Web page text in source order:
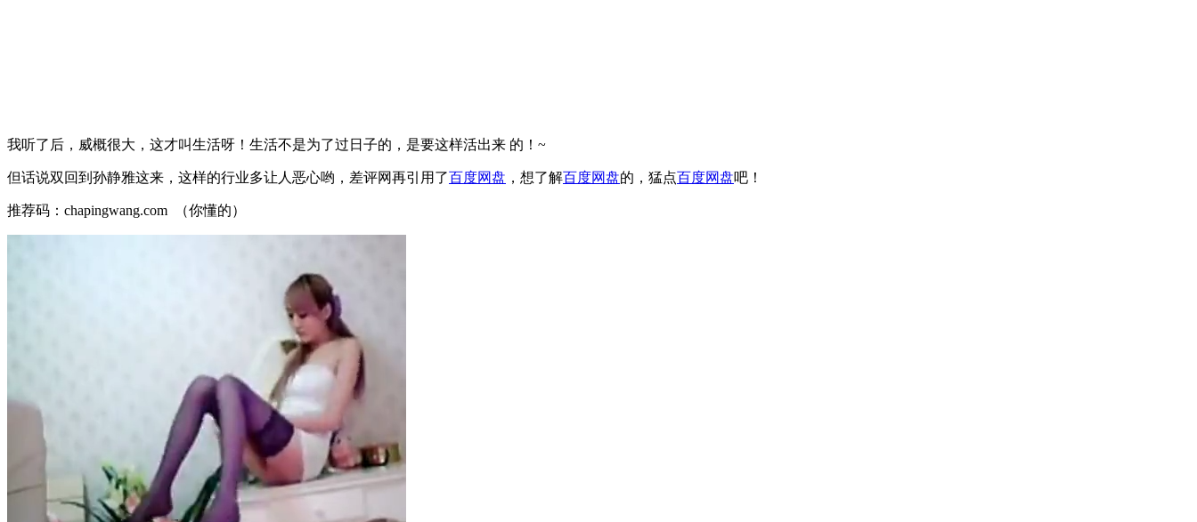
我听了后，威概很大，这才叫生活呀！生活不是为了过日子的，是要这样活出来 的！~
但话说双回到孙静雅这来，这样的行业多让人恶心哟，差评网再引用了百度网盘 ，想了解百度网盘的，猛点百度网盘吧！
推荐码：chapingwang.com （你懂的）